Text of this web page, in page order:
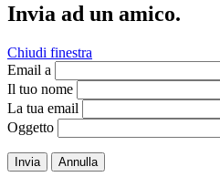
Invia ad un amico.
Chiudi finestra
Email a
Il tuo nome
La tua email
Oggetto
Invia Annulla